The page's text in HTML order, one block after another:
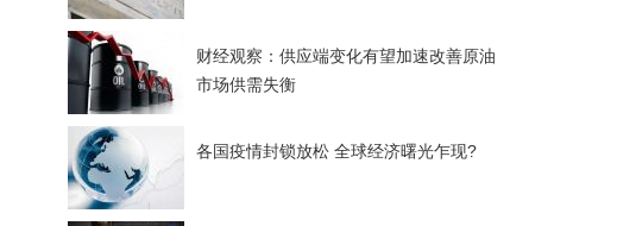
财经观察：供应端变化有望加速改善原油
市场供需失衡
各国疫情封锁放松 全球经济曙光乍现?